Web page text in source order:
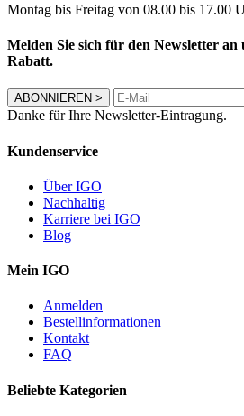
Montag bis Freitag von 08.00 bis 17.00
Melden Sie sich für den Newsletter an
Rabatt.
ABONNIEREN >
Danke für Ihre Newsletter-Eintragung.
Kundenservice
Über IGO
Nachhaltig
Karriere bei IGO
Blog
Mein IGO
Anmelden
Bestellinformationen
Kontakt
FAQ
Beliebte Kategorien